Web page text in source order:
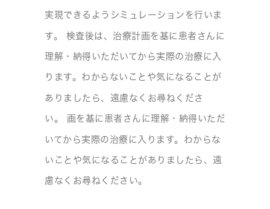
実現できるようシミュレーションを行いま
す。 検査後は、治療計画を基に患者さんに
理解・納得いただいてから実際の治療に入
ります。わからないことや気になることが
ありましたら、遠慮なくお尋ねくださ
い。 画を基に患者さんに理解・納得いただ
いてから実際の治療に入ります。わからな
いことや気になることがありましたら、遠
慮なくお尋ねください。